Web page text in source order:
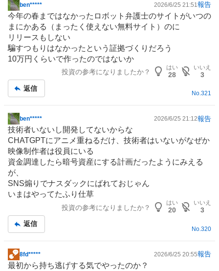
掲
示
板
記
事
ben***** 2026/6/25 21:51 報告
今年の春まではなかった ロボット 弁護士のサイトがいつの
まにかある（まったく使えない無料サイト）のに
リリースもしない
騙すつもりはなかったという証拠づくりだろう
10万円くらいで作ったのではないか
投資の参考になりましたか？
はい
28
いいえ
3
返信
No.321
掲
示
板
記
事
ben***** 2026/6/25 21:12報告
技術者いないし開発してないからな
CHATGPTにアニメ重ねるだけ、技術者はいないがなぜか
映像制作者は役員にいる
資金調達したら暗号資産にする計画だったようにみえる
が、
SNS煽りでナスダックにばれておじゃん
いまはやってたふり仕草
投資の参考になりましたか？
はい
20
いいえ
3
返信
No. 320
掲
8fd***** 2026/6/25 20:55報告
最初から持ち逃げする気でやったのか？